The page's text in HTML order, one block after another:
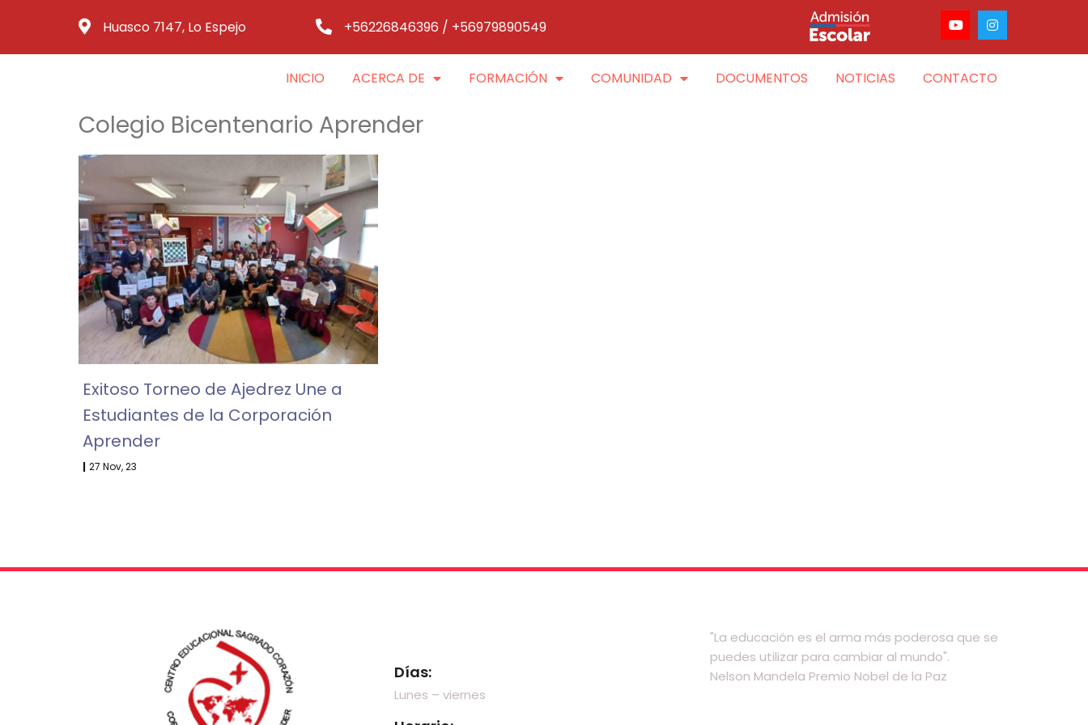
Huasco 7147, Lo Espejo +56226846396 / +56979890549
INICIO ACERCA DE FORMACIÓN COMUNIDAD DOCUMENTOS NOTICIAS CONTACTO
Colegio Bicentenario Aprender
Exitoso Torneo de Ajedrez Une a
Estudiantes de la Corporación
Aprender
| 27 Nov, 23
Días:
Lunes – viernes
"La educación es el arma más poderosa que se
puedes utilizar para cambiar al mundo".
Nelson Mandela Premio Nobel de la Paz